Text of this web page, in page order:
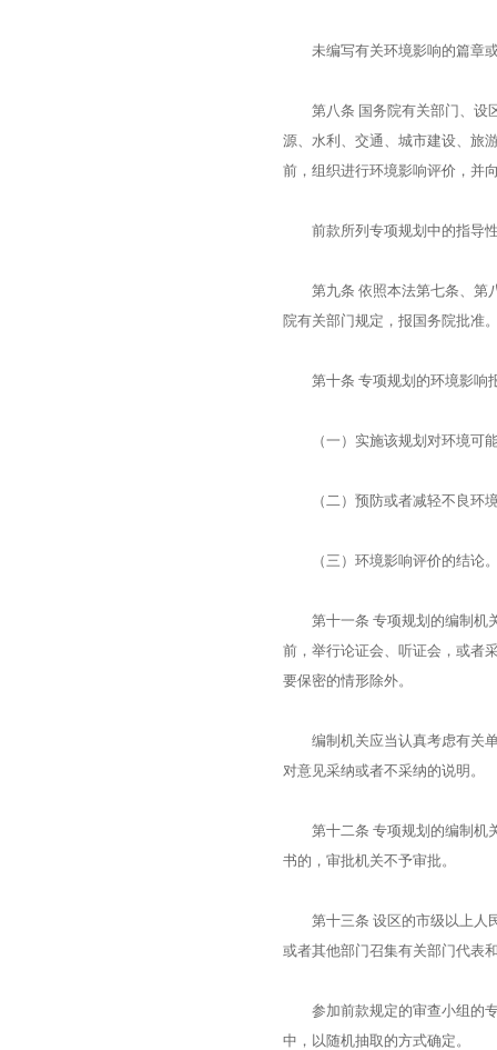
未编写有关环境影响的篇章或
第八条 国务院有关部门、设区
源、水利、交通、城市建设、旅
前，组织进行环境影响评价，并
前款所列专项规划中的指导性
第九条 依照本法第七条、第八
院有关部门规定，报国务院批准
第十条 专项规划的环境影响
（一）实施该规划对环境可
（二）预防或者减轻不良环
（三）环境影响评价的结论
第十一条 专项规划的编制机关
前，举行论证会、听证会，或者
要保密的情形除外。
编制机关应当认真考虑有关单
对意见采纳或者不采纳的说明。
第十二条 专项规划的编制机关
书的，审批机关不予审批。
第十三条 设区的市级以上人民
或者其他部门召集有关部门代表
参加前款规定的审查小组的专
中，以随机抽取的方式确定。